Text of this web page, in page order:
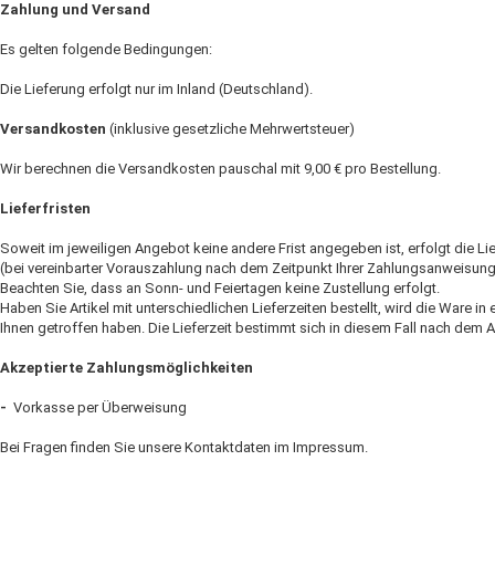
Zahlung und Versand
Es gelten folgende Bedingungen:
Die Lieferung erfolgt nur im Inland (Deutschland).
Versandkosten (inklusive gesetzliche Mehrwertsteuer)
Wir berechnen die Versandkosten pauschal mit 9,00 € pro Bestellung.
Lieferfristen
Soweit im jeweiligen Angebot keine andere Frist angegeben ist, erfolgt die
(bei vereinbarter Vorauszahlung nach dem Zeitpunkt Ihrer
Beachten Sie, dass an Sonn- und Feiertagen keine Zustellung erfolgt.
Haben Sie Artikel mit unterschiedlichen Lieferzeiten bestellt, wird die Ware
Ihnen getroffen haben. Die Lieferzeit bestimmt sich in diesem Fall nach dem
Akzeptierte Zahlungsmöglichkeiten
- Vorkasse per Überweisung
Bei Fragen finden Sie unsere Kontaktdaten im Impressum.